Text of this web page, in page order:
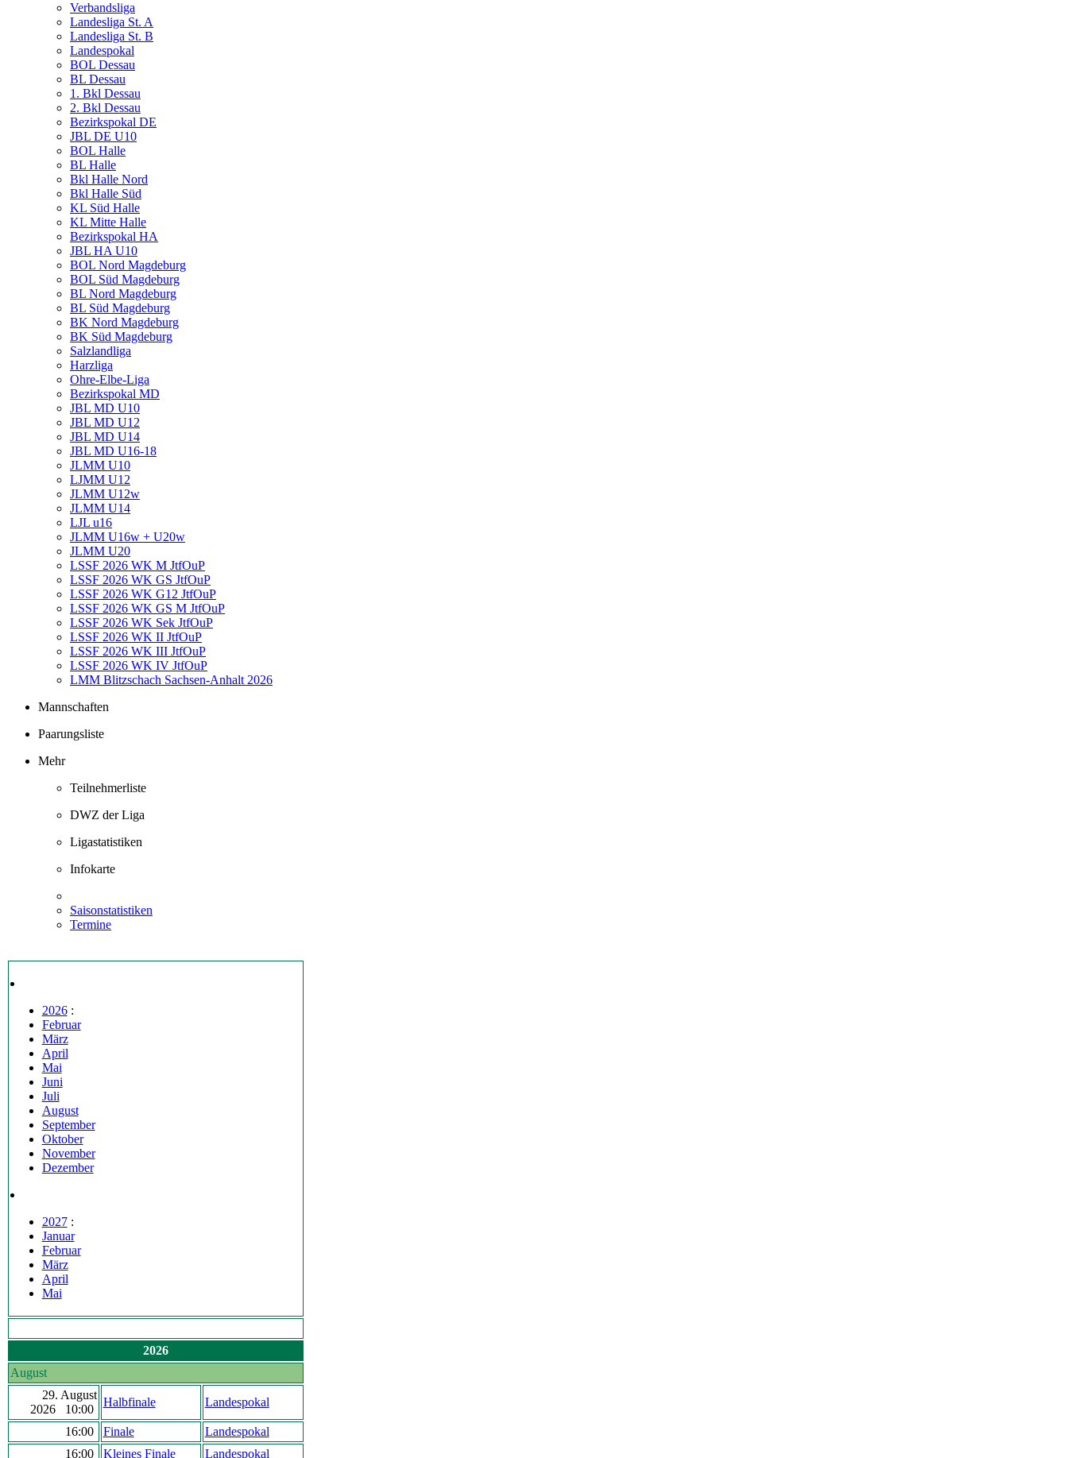
Verbandsliga
Landesliga St. A
Landesliga St. B
Landespokal
BOL Dessau
BL Dessau
1. Bkl Dessau
2. Bkl Dessau
Bezirkspokal DE
JBL DE U10
BOL Halle
BL Halle
Bkl Halle Nord
Bkl Halle Süd
KL Süd Halle
KL Mitte Halle
Bezirkspokal HA
JBL HA U10
BOL Nord Magdeburg
BOL Süd Magdeburg
BL Nord Magdeburg
BL Süd Magdeburg
BK Nord Magdeburg
BK Süd Magdeburg
Salzlandliga
Harzliga
Ohre-Elbe-Liga
Bezirkspokal MD
JBL MD U10
JBL MD U12
JBL MD U14
JBL MD U16-18
JLMM U10
LJMM U12
JLMM U12w
JLMM U14
LJL u16
JLMM U16w + U20w
JLMM U20
LSSF 2026 WK M JtfOuP
LSSF 2026 WK GS JtfOuP
LSSF 2026 WK G12 JtfOuP
LSSF 2026 WK GS M JtfOuP
LSSF 2026 WK Sek JtfOuP
LSSF 2026 WK II JtfOuP
LSSF 2026 WK III JtfOuP
LSSF 2026 WK IV JtfOuP
LMM Blitzschach Sachsen-Anhalt 2026
Mannschaften
Paarungsliste
Mehr
Teilnehmerliste
DWZ der Liga
Ligastatistiken
Infokarte
Saisonstatistiken
Termine
2026:
Februar
März
April
Mai
Juni
Juli
August
September
Oktober
November
Dezember
2027:
Januar
Februar
März
April
Mai
2026
August
29. August
2026 10:00
Halbfinale Landespokal
16:00 Finale
Landespokal
16:00
Kleines Finale Landespokal